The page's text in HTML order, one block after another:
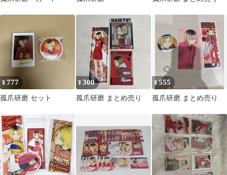
¥777
孤爪研磨 セット
¥300
孤爪研磨 まとめ売り
¥555
孤爪研磨 まとめ売り